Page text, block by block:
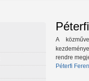
A
rendre
Péterfi